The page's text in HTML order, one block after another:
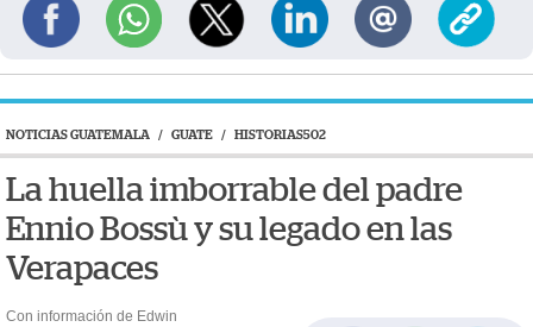
NOTICIAS GUATEMALA / GUATE / HISTORIAS502
La huella imborrable del padre
Ennio Bossù y su legado en las
Verapaces
Con información de Edwin